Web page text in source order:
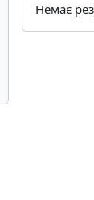
Немає